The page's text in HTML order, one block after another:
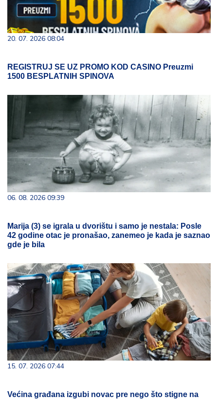
20. 07. 2026 08:04
REGISTRUJ SE UZ PROMO KOD CASINO Preuzmi
1500 BESPLATNIH SPINOVA
06. 08. 2026 09:39
Marija (3) se igrala u dvorištu i samo je nestala: Posle
42 godine otac je pronašao, zanemeo je kada je saznao
gde je bila
15. 07. 2026 07:44
Većina građana izgubi novac pre nego što stigne na